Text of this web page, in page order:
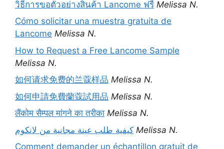
วิธีการขอตัวอย่างสินค้า Lancome ฟรี Melissa N.
Cómo solicitar una muestra gratuita de
Lancome Melissa N.
How to Request a Free Lancome Sample
Melissa N.
如何请求免费的兰蔻样品 Melissa N.
如何申請免費蘭蔻試用品 Melissa N.
लैंकोम सैम्पल मांगने का तरीका Melissa N.
كيفية طلب عينة مجانية من لانكوم Melissa N.
Comment demander un échantillon gratuit de